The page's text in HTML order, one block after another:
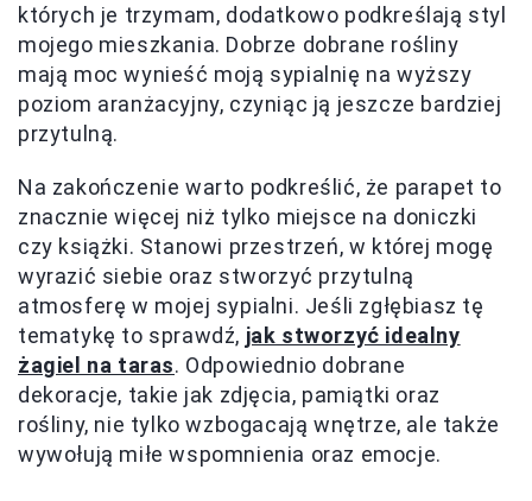
których je trzymam, dodatkowo podkreślają styl
mojego mieszkania. Dobrze dobrane rośliny
mają moc wynieść moją sypialnię na wyższy
poziom aranżacyjny, czyniąc ją jeszcze bardziej
przytulną.
Na zakończenie warto podkreślić, że parapet to
znacznie więcej niż tylko miejsce na doniczki
czy książki. Stanowi przestrzeń, w której mogę
wyrazić siebie oraz stworzyć przytulną
atmosferę w mojej sypialni. Jeśli zgłębiasz tę
tematykę to sprawdź, jak stworzyć idealny
żagiel na taras. Odpowiednio dobrane
dekoracje, takie jak zdjęcia, pamiątki oraz
rośliny, nie tylko wzbogacają wnętrze, ale także
wywołują miłe wspomnienia oraz emocje.